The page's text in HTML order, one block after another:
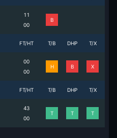
1
0
1
0
B
FT/HT T/B DHP T/X
0
0
0
0
H B X
FT/HT T/B DHP T/X
4
0
3
0
T T T